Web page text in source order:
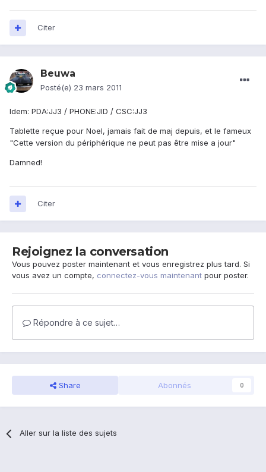
Citer
Beuwa
Posté(e) 23 mars 2011
Idem: PDA:JJ3 / PHONE:JID / CSC:JJ3
Tablette reçue pour Noel, jamais fait de maj depuis, et le fameux
"Cette version du périphérique ne peut pas être mise a jour"
Damned!
Citer
Rejoignez la conversation
Vous pouvez poster maintenant et vous enregistrez plus tard. Si
vous avez un compte, connectez-vous maintenant pour poster.
Répondre à ce sujet…
Share Abonnés 0
Aller sur la liste des sujets